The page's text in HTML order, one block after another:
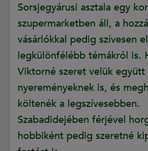
Sorsjegyárusi asztala egy
szupermarketben áll, a
vásárlókkal pedig szívesen
legkülönfélébb témákról is.
Viktorné szeret velük együtt
nyereményeknek is, és
költenék a legszívesebben.
Szabadidejében férjével
hobbiként pedig szeretné